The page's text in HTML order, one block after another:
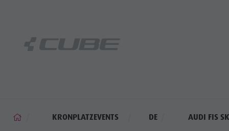
KRONPLATZEVENTS DE AUDI FIS